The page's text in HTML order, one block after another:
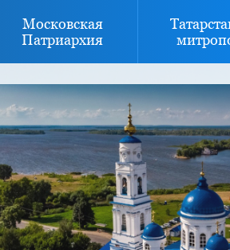
Московская
Патриархия